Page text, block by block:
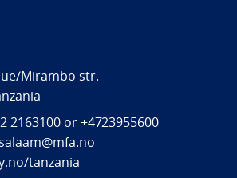
Mirambo str.
2163100 or +4723955600
tanzania